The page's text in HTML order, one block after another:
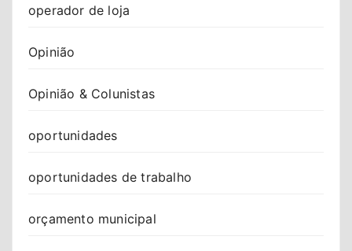
operador de loja
Opinião
Opinião & Colunistas
oportunidades
oportunidades de trabalho
orçamento municipal